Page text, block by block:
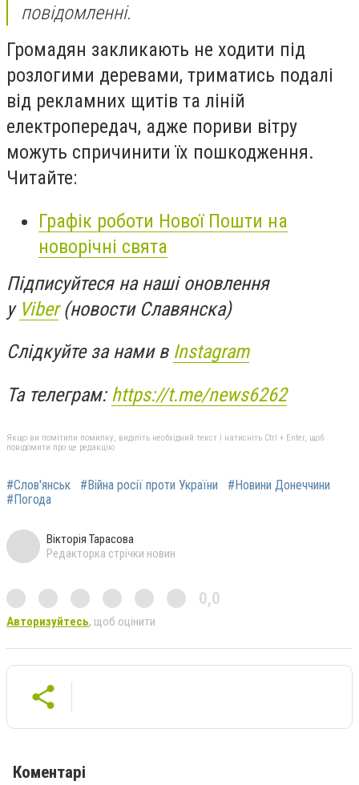
повідомленні.
Громадян закликають не ходити під
розлогими деревами, триматись подалі
від рекламних щитів та ліній
електропередач, адже пориви вітру
можуть спричинити їх пошкодження.
Читайте:
Графік роботи Нової Пошти на
новорічні свята
Підписуйтеся на наші оновлення
у Viber(новости Славянска)
Слідкуйте за нами в Instagram
Та телеграм:https://t.me/news6262
Якщо ви помітили помилку, виділіть необхідний текст і натисніть Ctrl + Enter, щоб
повідомити про це редакцію
#Слов'янськ #Війна росії проти України
#Новини Донеччини
#Погода
Вікторія Тарасова
Редакторка стрічки новин
0,0
Авторизуйтесь, щоб оцінити
Коментарі